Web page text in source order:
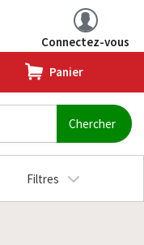
Connectez-vous
Panier
Filtres